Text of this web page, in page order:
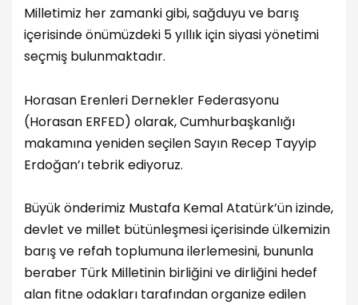
Milletimiz her zamanki gibi, sağduyu ve barış
içerisinde önümüzdeki 5 yıllık için siyasi yönetimi
seçmiş bulunmaktadır.
Horasan Erenleri Dernekler Federasyonu
(Horasan ERFED) olarak, Cumhurbaşkanlığı
makamına yeniden seçilen Sayın Recep Tayyip
Erdoğan’ı tebrik ediyoruz.
Büyük önderimiz Mustafa Kemal Atatürk’ün izinde,
devlet ve millet bütünleşmesi içerisinde ülkemizin
barış ve refah toplumuna ilerlemesini, bununla
beraber Türk Milletinin birliğini ve dirliğini hedef
alan fitne odakları tarafından organize edilen